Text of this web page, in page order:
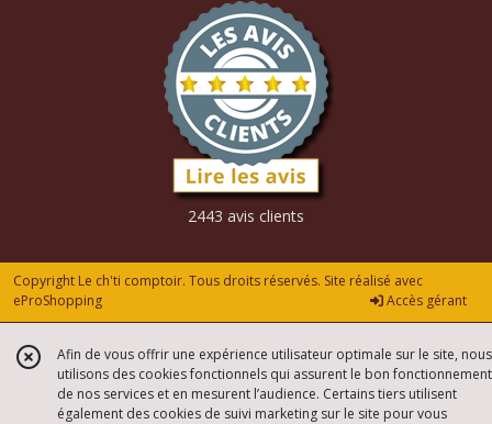
2443 avis clients
Copyright Le ch'ti comptoir. Tous droits réservés. Site réalisé avec
eProShopping
Accès gérant
Afin de vous offrir une expérience utilisateur optimale sur le site, nous
utilisons des cookies fonctionnels qui assurent le bon fonctionnement
de nos services et en mesurent l’audience. Certains tiers utilisent
également des cookies de suivi marketing sur le site pour vous